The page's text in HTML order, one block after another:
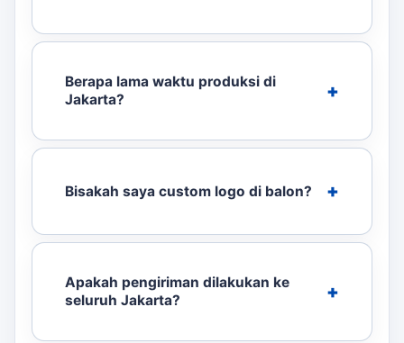
Berapa lama waktu produksi di
Jakarta?
Bisakah saya custom logo di balon?
Apakah pengiriman dilakukan ke
seluruh Jakarta?